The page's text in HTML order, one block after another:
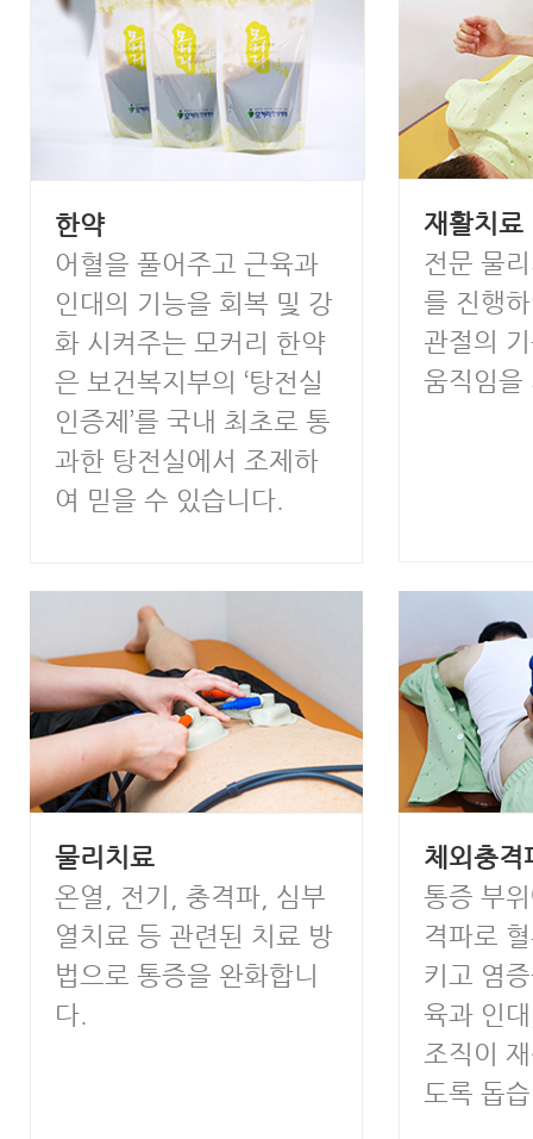
한약
어혈을 풀어주고 근육과
인대의 기능을 회복 및 강
화 시켜주는 모커리 한약
은 보건복지부의 ‘탕전실
인증제’를 국내 최초로 통
과한 탕전실에서 조제하
여 믿을 수 있습니다.
재활치료
전문 물
를 진행
관절의
움직임을
물리치료
온열, 전기, 충격파, 심부
열치료 등 관련된 치료 방
법으로 통증을 완화합니
다.
체외충격
통증 부
격파로
키고 염
육과 인
조직이
도록 돕